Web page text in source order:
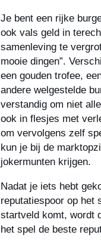
Je bent een rijke
ook vals geld in
samenleving te
mooie dingen”.
een gouden trofee,
andere welgestelde
verstandig om niet
ook in flesjes met
om vervolgens zelf
kun je bij de
jokermunten krijgen.
Nadat je iets hebt
reputatiespoor op het
startveld komt, wordt
het spel de beste